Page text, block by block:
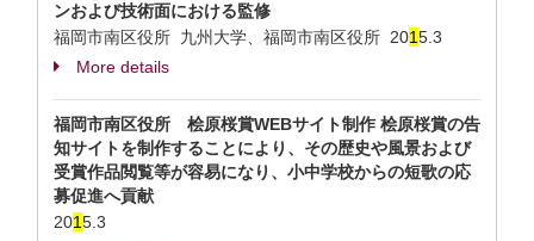
ンおよび技術面における監修
福岡市南区役所 九州大学、福岡市南区役所 2015.3
More details
福岡市南区役所 桧原桜賞WEBサイト制作 桧原桜賞の告
知サイトを制作することにより、その歴史や風景および
受賞作品閲覧等が容易になり、小中学校からの短歌の応
募促進へ貢献
2015.3